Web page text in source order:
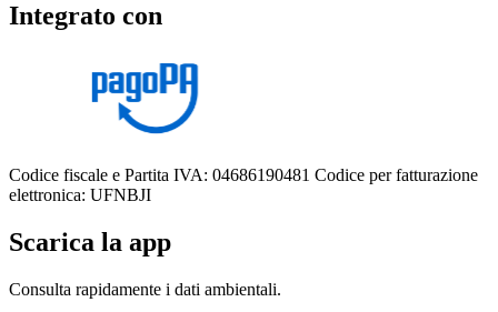
Integrato con
Codice fiscale e Partita IVA: 04686190481 Codice per fatturazione
elettronica: UFNBJI
Scarica la app
Consulta rapidamente i dati ambientali.